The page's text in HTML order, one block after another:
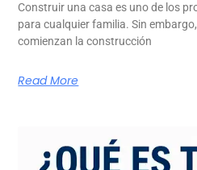
Construir una casa es uno de los
para cualquier familia. Sin
comienzan la construcción
Read More